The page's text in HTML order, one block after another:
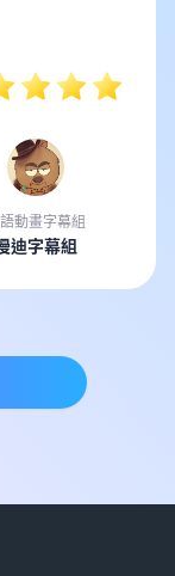
動畫字幕組
迪字幕組